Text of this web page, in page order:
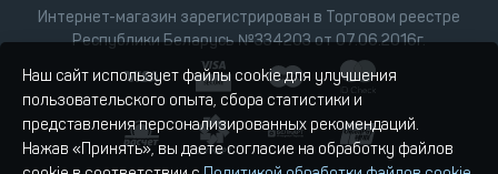
Интернет-магазин зарегистрирован в Торговом реестре
Республики Беларусь №334203 от 07.06.2016г.
Наш сайт использует файлы cookie для улучшения
пользовательского опыта, сбора статистики и
представления персонализированных рекомендаций.
Нажав «Принять», вы даете согласие на обработку файлов